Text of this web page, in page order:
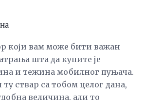
који вам може бити важан
шта да купите је
и тежина мобилног пуњача.
ствар са тобом целог дана,
величина, али то